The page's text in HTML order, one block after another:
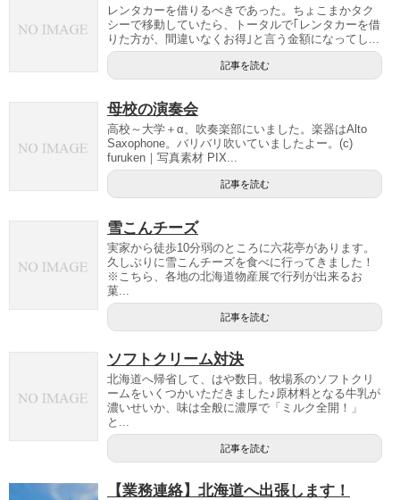
レンタカーを借りるべきであった。ちょこまかタク
シーで移動していたら、トータルで｢レンタカーを借
りた方が、間違いなくお得｣と言う金額になってし...
記事を読む
母校の演奏会
高校～大学＋α、吹奏楽部にいました。楽器はAlto
Saxophone。バリバリ吹いていましたよー。(c)
furuken｜写真素材 PIX...
記事を読む
雪こんチーズ
実家から徒歩10分弱のところに六花亭があります。
久しぶりに雪こんチーズを食べに行ってきました！
※こちら、各地の北海道物産展で行列が出来るお
菓...
記事を読む
ソフトクリーム対決
北海道へ帰省して、はや数日。牧場系のソフトクリ
ームをいくつかいただきました♪原材料となる牛乳が
濃いせいか、味は全般に濃厚で「ミルク全開！」
と...
記事を読む
【業務連絡】北海道へ出張します！